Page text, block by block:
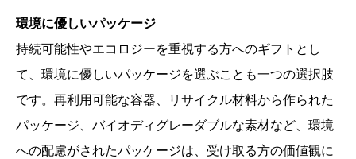
環境に優しいパッケージ
持続可能性やエコロジーを重視する方へのギフトとし
て、環境に優しいパッケージを選ぶことも一つの選択肢
です。再利用可能な容器、リサイクル材料から作られた
パッケージ、バイオディグレーダブルな素材など、環境
への配慮がされたパッケージは、受け取る方の価値観に